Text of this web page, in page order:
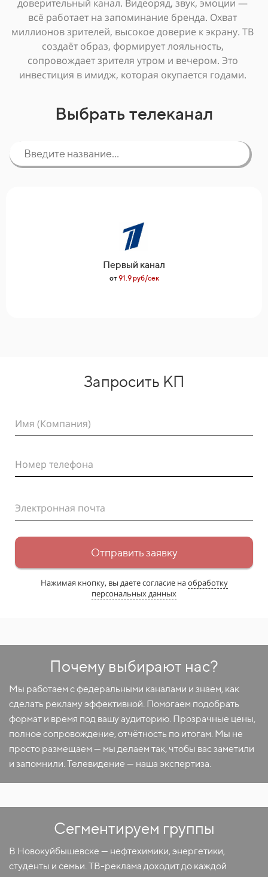
доверительный канал. Видеоряд, звук, эмоции —
всё работает на запоминание бренда. Охват
миллионов зрителей, высокое доверие к экрану. ТВ
создаёт образ, формирует лояльность,
сопровождает зрителя утром и вечером. Это
инвестиция в имидж, которая окупается годами.
Выбрать телеканал
Первый канал
от91.9 руб/сек
Запросить КП
Имя (Компания)
Номер телефона
Электронная почта
Отправить заявку
Нажимая кнопку, вы даете согласие наобработку
персональных данных
Почему выбирают нас?
Мы работаем с федеральными каналами и знаем, как
сделать рекламу эффективной. Помогаем подобрать
формат и время под вашу аудиторию. Прозрачные цены,
полное сопровождение, отчётность по итогам. Мы не
просто размещаем — мы делаем так, чтобы вас заметили
и запомнили. Телевидение — наша экспертиза.
Сегментируем группы
В Новокуйбышевске — нефтехимики, энергетики,
студенты и семьи. ТВ-реклама доходит до каждой